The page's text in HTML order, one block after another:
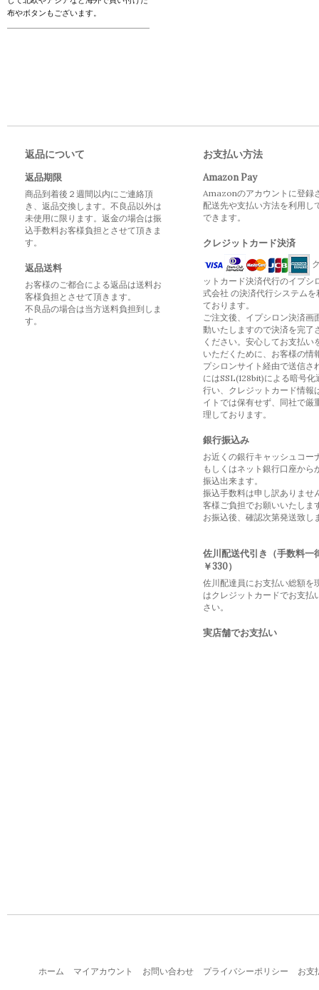
布やボタンもございます。
返品について
返品期限
商品到着後２週間以内にご連絡頂
き、返品交換します。不良品以外は
未使用に限ります。返金の場合は振
込手数料お客様負担とさせて頂きま
す。
返品送料
お客様のご都合による返品は送料お
客様負担とさせて頂きます。
不良品の場合は当方送料負担到しま
す。
お支払い方法
Amazon Pay
Amazonのアカウントに登録
配送先や支払い方法を利用し
できます。
クレジットカード決済
ットカード決済代行のイプシ
式会社 の決済代行システムを
ております。
ご注文後、イプシロン決済画
動いたしますので決済を完了
ください。安心してお支払い
いただくために、お客様の情
プシロンサイト経由で送信さ
にはSSL(128bit)による暗号化
行い、クレジットカード情報
イトでは保有せず、同社で厳
理しております。
銀行振込み
お近くの銀行キャッシュコー
もしくはネット銀行口座から
振込出来ます。
振込手数料は申し訳ありませ
客様ご負担でお願いいたしま
お振込後、確認次第発送致し
佐川配送代引き（手数料一
￥330）
佐川配達員にお支払い総額を
はクレジットカードでお支払
さい。
実店舗でお支払い
ホーム マイアカウント お問い合わせ プライバシーポリシー お支